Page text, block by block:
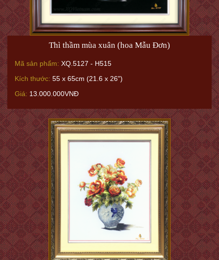
Thì thầm mùa xuân (hoa Mẫu Đơn)
Mã sản phẩm: XQ.5127 - H515
Kích thước: 55 x 65cm (21.6 x 26")
Giá: 13.000.000VNĐ